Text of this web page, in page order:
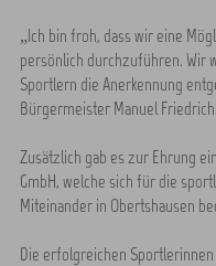
„Ich bin froh, dass wir eine
persönlich durchzuführen. Wir
Sportlern die Anerkennung
Bürgermeister Manuel Friedrich.
Zusätzlich gab es zur Ehrung
GmbH, welche sich für die
Miteinander in Obertshausen
Die erfolgreichen